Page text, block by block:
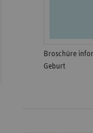
Broschüre
Geburt